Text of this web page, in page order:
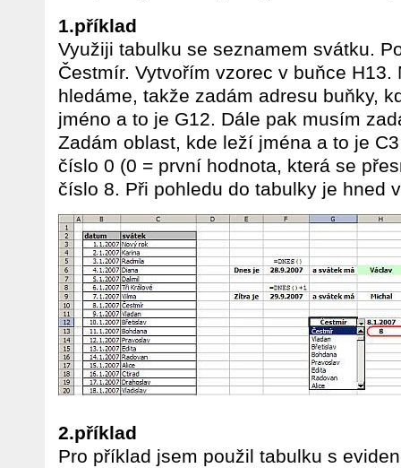
1.příklad
Využiji tabulku se seznamem svátku.
Čestmír. Vytvořím vzorec v buňce
hledáme, takže zadám adresu buňky,
jméno a to je G12. Dále pak musím
Zadám oblast, kde leží jména a to je
číslo 0 (0 = první hodnota, která se
číslo 8. Při pohledu do tabulky je hned
2.příklad
Pro příklad jsem použil tabulku s